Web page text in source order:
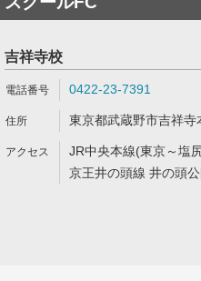
吉祥寺校
0422-23-7391
東京都武蔵野市吉祥寺
JR中央本線(東京～塩
京王井の頭線 井の頭